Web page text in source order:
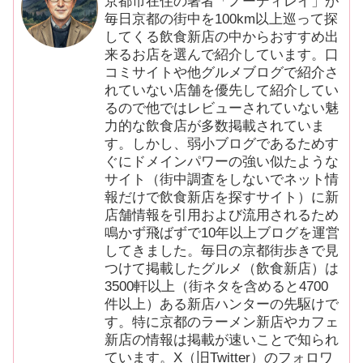
毎日京都の街中を100km以上巡って探
してくる飲食新店の中からおすすめ出
来るお店を選んで紹介しています。口
コミサイトや他グルメブログで紹介さ
れていない店舗を優先して紹介してい
るので他ではレビューされていない魅
力的な飲食店が多数掲載されていま
す。しかし、弱小ブログであるためす
ぐにドメインパワーの強い似たような
サイト（街中調査をしないでネット情
報だけで飲食新店を探すサイト）に新
店舗情報を引用および流用されるため
鳴かず飛ばずで10年以上ブログを運営
してきました。毎日の京都街歩きで見
つけて掲載したグルメ（飲食新店）は
3500軒以上（街ネタを含めると4700
件以上）ある新店ハンターの先駆けで
す。特に京都のラーメン新店やカフェ
新店の情報は掲載が速いことで知られ
ています。X（旧Twitter）のフォロワ